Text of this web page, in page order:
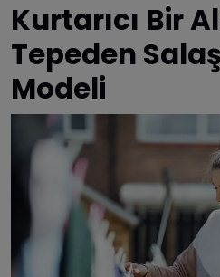
Kurtarıcı Bir
Tepeden
Modeli